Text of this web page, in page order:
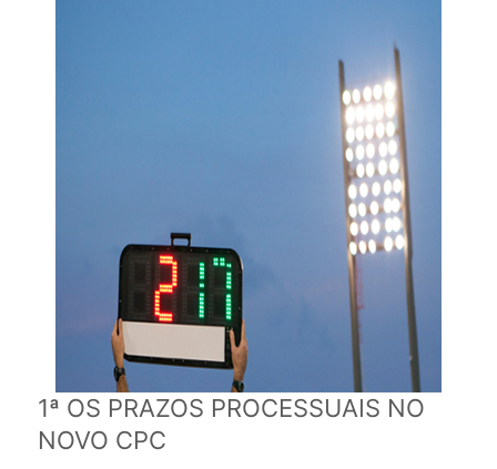
1ª OS PRAZOS PROCESSUAIS NO
NOVO CPC